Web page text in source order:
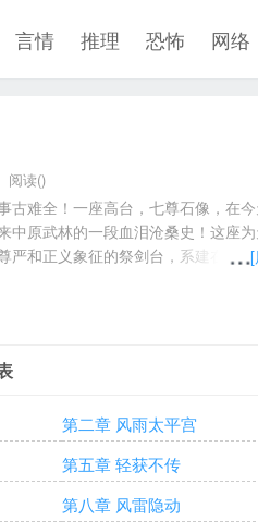
言情 推理 恐怖 网络
阅读()
古难全！一座高台，七尊石像，在今
中原武林的一段血泪沧桑史！这座
严和正义象征的祭剑台，系建在汉
排列在这座祭剑台前。七尊半身人
不同、生相各异，然雕刻之工则无二
第二章 风雨太平宫
第五章 轻获不传
第八章 风雷隐动